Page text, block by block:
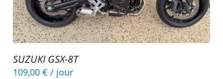
SUZUKI GSX-8T
109,00 € / jour